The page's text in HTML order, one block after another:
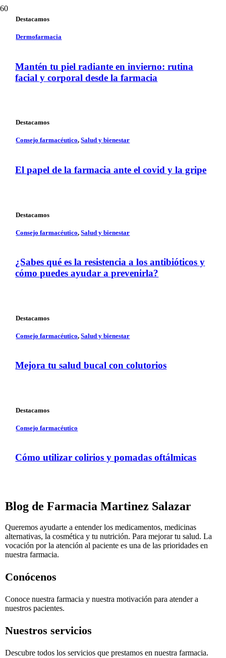
Destacamos
Dermofarmacia
Mantén tu piel radiante en invierno: rutina
facial y corporal desde la farmacia
Destacamos
Consejo farmacéutico,Salud y bienestar
El papel de la farmacia ante el covid y la gripe
Destacamos
Consejo farmacéutico,Salud y bienestar
¿Sabes qué es la resistencia a los antibióticos y
cómo puedes ayudar a prevenirla?
Destacamos
Consejo farmacéutico,Salud y bienestar
Mejora tu salud bucal con colutorios
Destacamos
Consejo farmacéutico
Cómo utilizar colirios y pomadas oftálmicas
Blog de Farmacia Martinez Salazar
Queremos ayudarte a entender los medicamentos, medicinas
alternativas, la cosmética y tu nutrición. Para mejorar tu salud. La
vocación por la atención al paciente es una de las prioridades en
nuestra farmacia.
Conócenos
Conoce nuestra farmacia y nuestra motivación para atender a
nuestros pacientes.
Nuestros servicios
Descubre todos los servicios que prestamos en nuestra farmacia.